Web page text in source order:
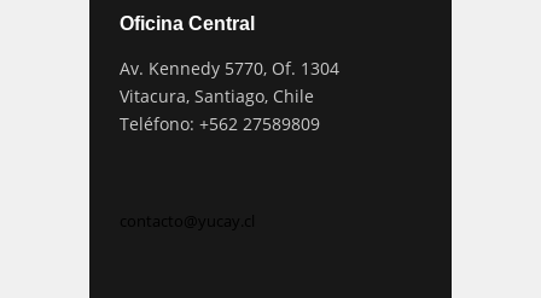
Oficina Central
Av. Kennedy 5770, Of. 1304
Vitacura, Santiago, Chile
Teléfono: +562 27589809
contacto@yucay.cl